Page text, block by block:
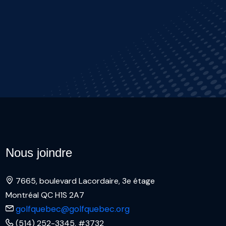
Nous joindre
7665, boulevard Lacordaire, 3e étage
Montréal QC H1S 2A7
golfquebec@golfquebec.org
(514) 252-3345, #3732